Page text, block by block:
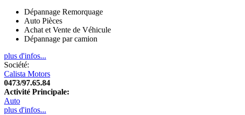
Dépannage Remorquage
Auto Pièces
Achat et Vente de Véhicule
Dépannage par camion
plus d'infos...
Société:
Calista Motors
0473/97.65.84
Activité Principale:
Auto
plus d'infos...